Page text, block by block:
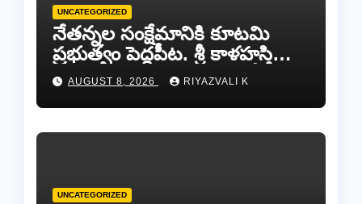
UNCATEGORIZED
నేతన్నల సంక్షేమానికి కూటమి
ప్రభుత్వం పెద్దపీట. శ్రీ కాళహస్తి
ఎమ్మెల్యే బొజ్జల వెంకట సుధీర్ రెడ్డి.
AUGUST 8, 2026 RIYAZVALI K
UNCATEGORIZED